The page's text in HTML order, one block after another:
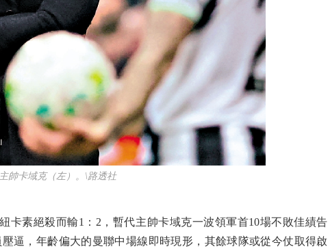
卡域克（左）。\路透社
素絕殺而輸1：2，暫代主帥卡域克一波領軍首10場不敗佳績告
逼，年齡偏大的曼聯中場線即時現形，其餘球隊或從今仗取得啟